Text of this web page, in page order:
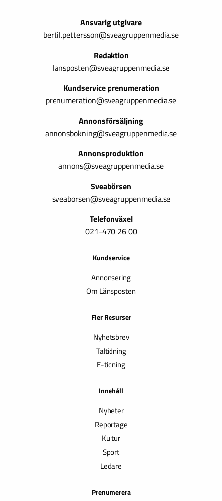
Ansvarig utgivare
bertil.pettersson@sveagruppenmedia.se
Redaktion
lansposten@sveagruppenmedia.se
Kundservice prenumeration
prenumeration@sveagruppenmedia.se
Annonsförsäljning
annonsbokning@sveagruppenmedia.se
Annonsproduktion
annons@sveagruppenmedia.se
Sveabörsen
sveaborsen@sveagruppenmedia.se
Telefonväxel
021-470 26 00
Kundservice
Annonsering
Om Länsposten
Fler Resurser
Nyhetsbrev
Taltidning
E-tidning
Innehåll
Nyheter
Reportage
Kultur
Sport
Ledare
Prenumerera